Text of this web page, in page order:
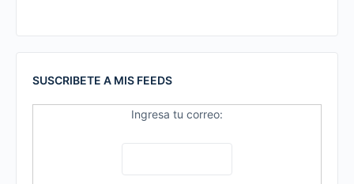
SUSCRIBETE A MIS FEEDS
Ingresa tu correo: